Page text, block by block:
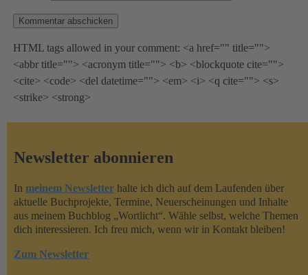
HTML tags allowed in your comment: <a href="" title="">
<abbr title=""> <acronym title=""> <b> <blockquote cite="">
<cite> <code> <del datetime=""> <em> <i> <q cite=""> <s>
<strike> <strong>
Newsletter abonnieren
In meinem Newsletter halte ich dich auf dem Laufenden über
aktuelle Buchprojekte, Termine, Neuerscheinungen und Inhalte
aus meinem Buchblog „Wortlicht“. Wähle selbst, welche Themen
dich interessieren. Ich freu mich, wenn wir in Kontakt bleiben!
Zum Newsletter